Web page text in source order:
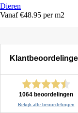
Dieren
Vanaf €48.95 per m2